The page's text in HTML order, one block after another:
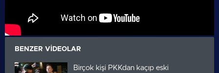
BENZER VIDEOLAR
Birçok kişi PKKdan kaçıp eski